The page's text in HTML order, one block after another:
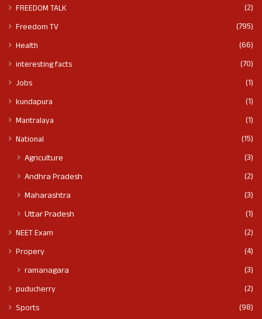
FREEDOM TALK
(2)
Freedom TV
(795)
Health
(66)
interesting facts
(70)
Jobs
(1)
kundapura
(1)
Mantralaya
(1)
National
(15)
Agriculture
(3)
Andhra Pradesh
(2)
Maharashtra
(3)
Uttar Pradesh
(1)
NEET Exam
(2)
Propery
(4)
ramanagara (3)
puducherry
(2)
Sports
(98)